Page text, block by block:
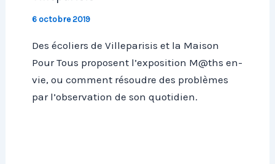
6 octobre 2019
Des écoliers de Villeparisis et la Maison
Pour Tous proposent l’exposition M@ths en-
vie, ou comment résoudre des problèmes
par l’observation de son quotidien.